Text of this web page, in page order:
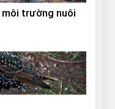
trường nuôi